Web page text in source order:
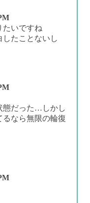
たいですね
たことないし
態だった…しかし
なら無限の輪復